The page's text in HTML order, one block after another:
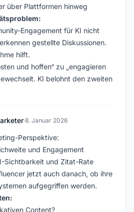
über Plattformen hinweg
Engagement für KI nicht
gestellte Diskussionen.
hilft.
und hoffen“ zu „engagieren
KI belohnt den zweiten
·8. Januar 2026
Perspektive:
und Engagement
Sichtbarkeit und Zitat-Rate
jetzt auch danach, ob ihre
aufgegriffen werden.
Content?